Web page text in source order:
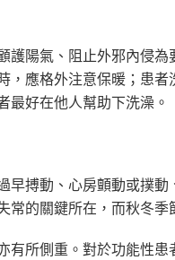
陽氣、阻止外邪內侵為
，應格外注意保暖；患
最好在他人幫助下洗澡。
搏動、心房顫動或撲動
的關鍵所在，而秋冬季
有所側重。對於功能性